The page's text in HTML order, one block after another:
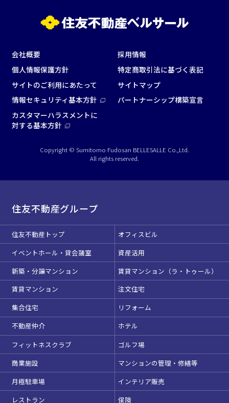
会社概要
採用情報
個人情報保護方針
特定商取引法に基づく表記
サイトのご利用にあたって
サイトマップ
情報セキュリティ基本方針
パートナーシップ構築宣言
カスタマーハラスメントに
対する基本方針
Copyright © Sumitomo Fudosan BELLESALLE Co.,Ltd.
All rights reserved.
住友不動産グループ
住友不動産トップ
オフィスビル
イベントホール・貸会議室
資産活用
新築・分譲マンション
賃貸マンション（ラ・トゥール）
賃貸マンション
注文住宅
集合住宅
リフォーム
不動産仲介
ホテル
フィットネスクラブ
ゴルフ場
商業施設
マンションの管理・修繕等
月極駐車場
インテリア販売
レストラン
保険